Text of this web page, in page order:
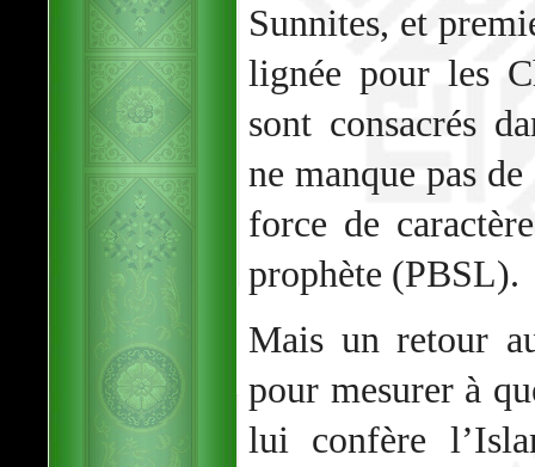
Sunnites, et
lignée pour les
sont consacrés
ne manque pas
force de
prophète (PBSL).
Mais un retour
pour mesurer à
lui confère